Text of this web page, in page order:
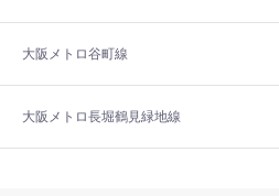
大阪メトロ谷町線
大阪メトロ長堀鶴見緑地線